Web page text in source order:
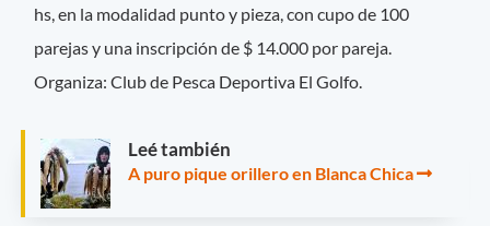
hs, en la modalidad punto y pieza, con cupo de 100
parejas y una inscripción de $ 14.000 por pareja.
Organiza: Club de Pesca Deportiva El Golfo.
Leé también
A puro pique orillero en Blanca Chica